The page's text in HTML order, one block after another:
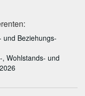
und Beziehungs-
Wohlstands- und